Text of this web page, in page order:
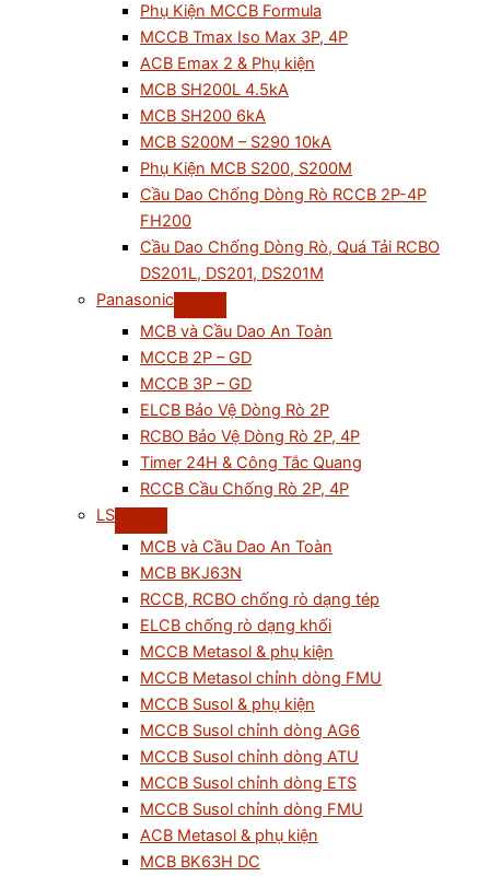
Phụ Kiện MCCB Formula
MCCB Tmax Iso Max 3P, 4P
ACB Emax 2 & Phụ kiện
MCB SH200L 4.5kA
MCB SH200 6kA
MCB S200M – S290 10kA
Phụ Kiện MCB S200, S200M
Cầu Dao Chống Dòng Rò RCCB 2P-4P
FH200
Cầu Dao Chống Dòng Rò, Quá Tải RCBO
DS201L, DS201, DS201M
Panasonic
MCB và Cầu Dao An Toàn
MCCB 2P – GD
MCCB 3P – GD
ELCB Bảo Vệ Dòng Rò 2P
RCBO Bảo Vệ Dòng Rò 2P, 4P
Timer 24H & Công Tắc Quang
RCCB Cầu Chống Rò 2P, 4P
LS
MCB và Cầu Dao An Toàn
MCB BKJ63N
RCCB, RCBO chống rò dạng tép
ELCB chống rò dạng khối
MCCB Metasol & phụ kiện
MCCB Metasol chỉnh dòng FMU
MCCB Susol & phụ kiện
MCCB Susol chỉnh dòng AG6
MCCB Susol chỉnh dòng ATU
MCCB Susol chỉnh dòng ETS
MCCB Susol chỉnh dòng FMU
ACB Metasol & phụ kiện
MCB BK63H DC